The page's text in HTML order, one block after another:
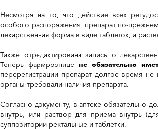
Несмотря на то, что действие всех
особого распоряжения, препарат по-
лекарственная форма в виде таблеток, а
Также отредактирована запись о
Теперь фармрознице не обязательно
перерегистрации препарат долгое время
органы требовали наличия препарата.
Согласно документу, в аптеке обязательно
внутрь, или раствор для приема внутрь
суппозитории ректальные и таблетки.